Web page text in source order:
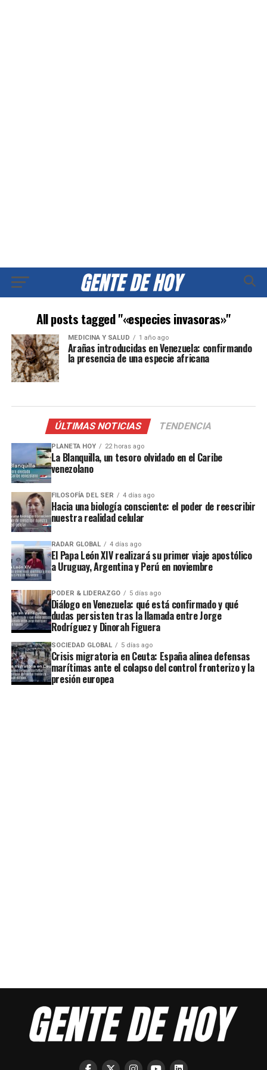
All posts tagged "«especies invasoras»"
MEDICINA Y SALUD 1 año ago
Arañas introducidas en Venezuela: confirmando
la presencia de una especie africana
ÚLTIMAS NOTICIAS TENDENCIA
PLANETA HOY 22 horas ago
La Blanquilla, un tesoro olvidado en el Caribe
venezolano
FILOSOFÍA DEL SER 4 días ago
Hacia una biología consciente: el poder de reescribir
nuestra realidad celular
RADAR GLOBAL 4 días ago
El Papa León XIV realizará su primer viaje apostólico
a Uruguay, Argentina y Perú en noviembre
PODER & LIDERAZGO 5 días ago
Diálogo en Venezuela: qué está confirmado y qué
dudas persisten tras la llamada entre Jorge
Rodríguez y Dinorah Figuera
SOCIEDAD GLOBAL 5 días ago
Crisis migratoria en Ceuta: España alinea defensas
marítimas ante el colapso del control fronterizo y la
presión europea